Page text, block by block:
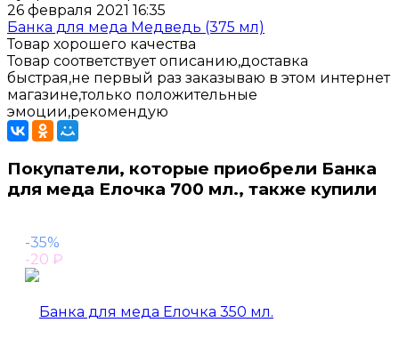
26 февраля 2021 16:35
Банка для меда Медведь (375 мл)
Товар хорошего качества
Товар соответствует описанию,доставка
быстрая,не первый раз заказываю в этом интернет
магазине,только положительные
эмоции,рекомендую
Покупатели, которые приобрели Банка
для меда Елочка 700 мл., также купили
-35%
-20 ₽